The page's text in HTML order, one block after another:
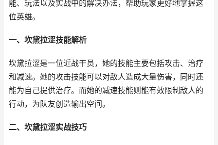
能、玩法以及实战中的解决办法，帮助玩家更好地掌握这
位英雄。
一、坎黛拉涩技能解析
坎黛拉涩是一位近战干员，她的技能主要包括攻击、治疗
和减速。她的攻击技能可以对敌人造成大量伤害，同时还
能为自己提供治疗。而她的减速技能则能有效限制敌人的
行动，为队友创造输出空间。
二、坎黛拉涩实战技巧